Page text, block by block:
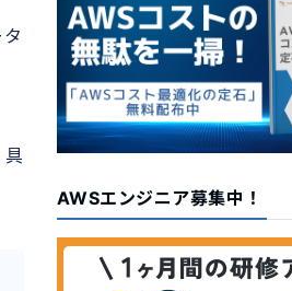
具
AWSエンジニア募集中！